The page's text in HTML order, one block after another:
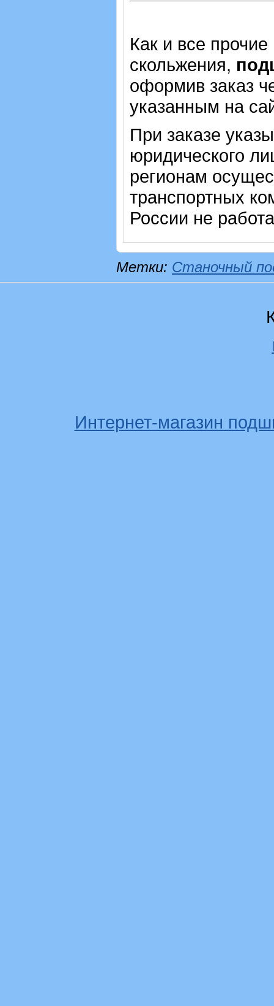
Как и все
скольжения,
оформив заказ
указанным на
При заказе
юридического
регионам
транспортных
России не
Метки: Станочный
Интернет-магазин